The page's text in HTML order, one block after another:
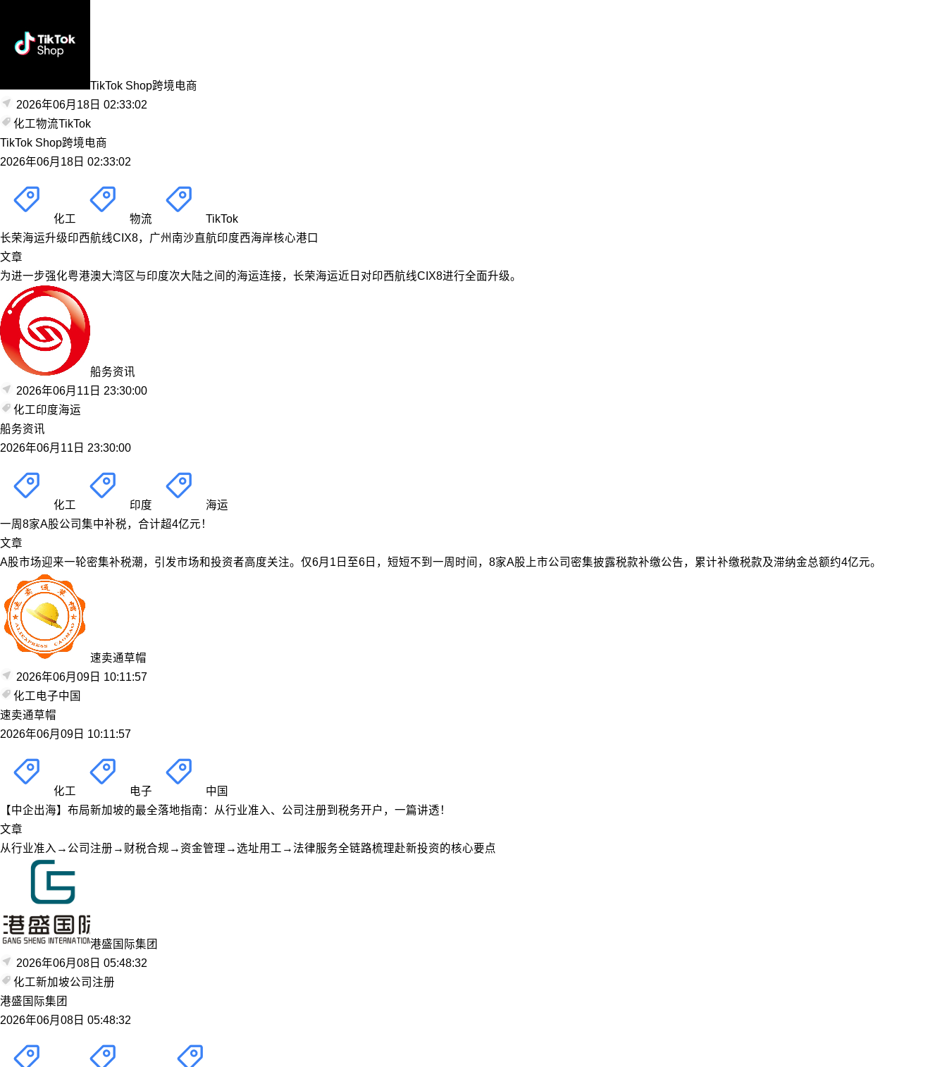
TikTok Shop跨境电商
2026年06月18日 02:33:02
化工物流TikTok
TikTok Shop跨境电商
2026年06月18日 02:33:02
化工 物流
TikTok
长荣海运升级印西航线CIX8，广州南沙直航印度西海岸核心港口
文章
为进一步强化粤港澳大湾区与印度次大陆之间的海运连接，长荣海运近日对印西航线CIX8进行全面升级。
船务资讯
2026年06月11日 23:30:00
化工印度海运
船务资讯
2026年06月11日 23:30:00
化工 印度
海运
一周8家A股公司集中补税，合计超4亿元！
文章
A股市场迎来一轮密集补税潮，引发市场和投资者高度关注。仅6月1日至6日，短短不到一周时间，8家A股上市公司密集披露税款补缴公告，累计补缴税款及滞纳金总额约4亿元。
速卖通草帽
2026年06月09日 10:11:57
化工 电子中国
速卖通草帽
2026年06月09日 10:11:57
化工 电子
中国
【中企出海】布局新加坡的最全落地指南：从行业准入、公司注册到税务开户，一篇讲透！
文章
从行业准入→公司注册→财税合规→资金管理→选址用工→法律服务全链路梳理赴新投资的核心要点
港盛国际集团
2026年06月08日 05:48:32
化工新加坡公司注册
港盛国际集团
2026年06月08日 05:48:32